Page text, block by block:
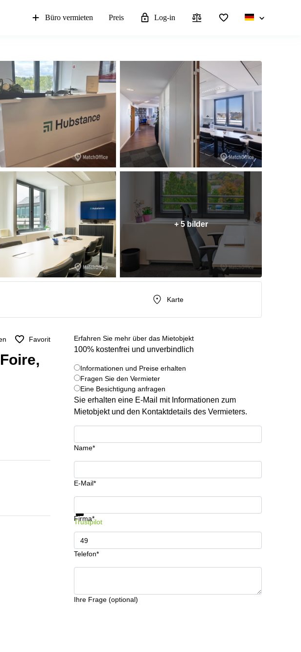
Büro vermieten Preis Log-in
+ 5 bilder
Karte
Favorit Erfahren Sie mehr über das Mietobjekt
100% kostenfrei und unverbindlich
Informationen und Preise erhalten
Fragen Sie den Vermieter
Eine Besichtigung anfragen
Sie erhalten eine E-Mail mit Informationen zum
Mietobjekt und den Kontaktdetails des Vermieters.
Name*
E-Mail*
Firma*
Telefon*
Ihre Frage (optional)
Informationen und Preise erhalten
Trustpilot